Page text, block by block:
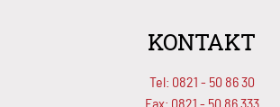
KONTAKT
Tel: 0821 - 50 86 30